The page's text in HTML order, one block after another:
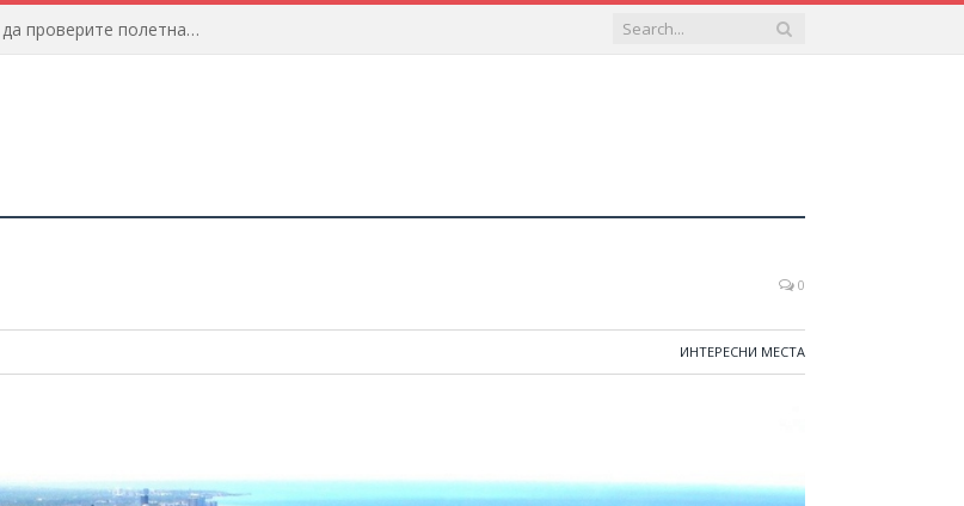
Предстои пътуване до Доломитите: Как да проверите полетната информация?
0
ИНТЕРЕСНИ МЕСТА